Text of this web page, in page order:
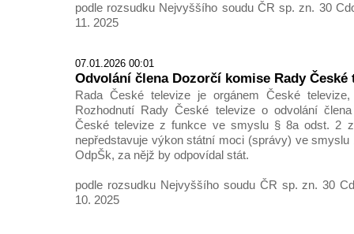
podle rozsudku Nejvyššího soudu ČR sp. zn. 30
11. 2025
07.01.2026 00:01
Odvolání člena Dozorčí komise Rady České
Rada České televize je orgánem České
Rozhodnutí Rady České televize o odvolání
České televize z funkce ve smyslu § 8a odst. 2
nepředstavuje výkon státní moci (správy) ve
OdpŠk, za nějž by odpovídal stát.
podle rozsudku Nejvyššího soudu ČR sp. zn. 30
10. 2025